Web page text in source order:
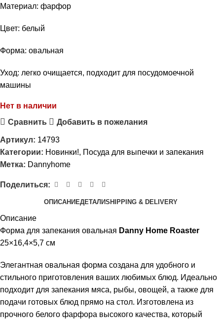
Материал: фарфор
Цвет: белый
Форма: овальная
Уход: легко очищается, подходит для посудомоечной
машины
Нет в наличии
Сравнить
Добавить в пожелания
Артикул: 14793
Категории: Новинки!, Посуда для выпечки и запекания
Метка: Dannyhome
Поделиться:
ОПИСАНИЕДЕТАЛИSHIPPING & DELIVERY
Описание
Форма для запекания овальная Danny Home Roaster
25×16,4×5,7 см
Элегантная овальная форма создана для удобного и
стильного приготовления ваших любимых блюд. Идеально
подходит для запекания мяса, рыбы, овощей, а также для
подачи готовых блюд прямо на стол. Изготовлена из
прочного белого фарфора высокого качества, который